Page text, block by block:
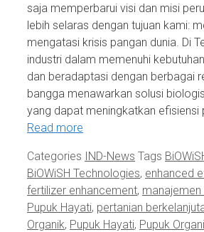
saja memperbarui visi dan misi
lebih selaras dengan tujuan kami:
mengatasi krisis pangan dunia. Di
industri dalam memenuhi
dan beradaptasi dengan berbagai
bangga menawarkan solusi
yang dapat meningkatkan efisiensi
Read more
Categories IND-News Tags
BiOWiSH Technologies, enhanced
fertilizer enhancement, manajemen
Pupuk Hayati, pertanian
Organik, Pupuk Hayati, Pupuk